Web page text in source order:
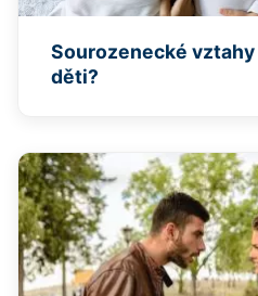
Sourozenecké vztahy
děti?